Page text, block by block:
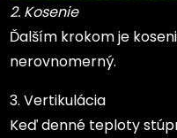
2. Kosenie
Ďalším krokom je
nerovnomerný.
3. Vertikulácia
Keď denné teploty